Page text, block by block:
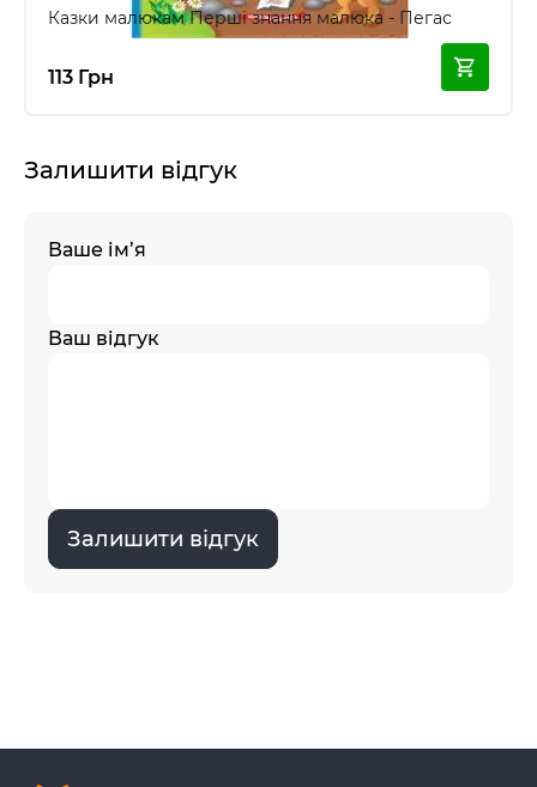
Казки малюкам Перші знання малюка - Пегас
113 Грн
Залишити відгук
Ваше ім’я
Ваш відгук
Залишити відгук